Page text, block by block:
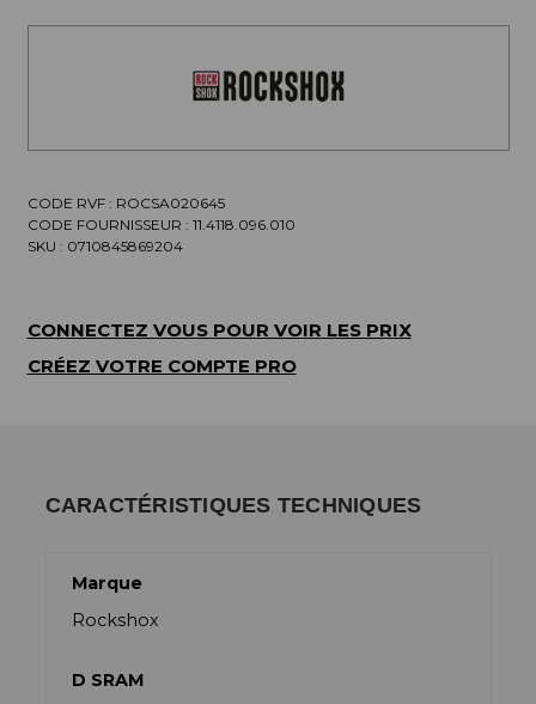
CODE RVF : ROCSA020645
CODE FOURNISSEUR : 11.4118.096.010
SKU : 0710845869204
CONNECTEZ VOUS POUR VOIR LES PRIX
CRÉEZ VOTRE COMPTE PRO
CARACTÉRISTIQUES TECHNIQUES
Marque
Rockshox
D SRAM